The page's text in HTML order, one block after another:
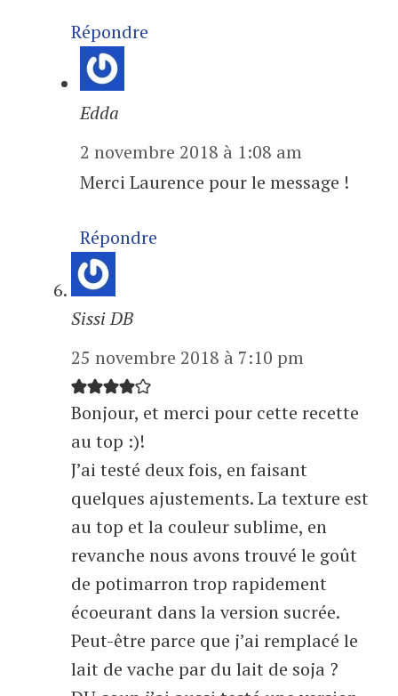
Répondre
Edda
2 novembre 2018 à 1:08 am
Merci Laurence pour le message !
Répondre
Sissi DB
25 novembre 2018 à 7:10 pm
Bonjour, et merci pour cette recette
au top :)!
J’ai testé deux fois, en faisant
quelques ajustements. La texture est
au top et la couleur sublime, en
revanche nous avons trouvé le goût
de potimarron trop rapidement
écoeurant dans la version sucrée.
Peut-être parce que j’ai remplacé le
lait de vache par du lait de soja ?